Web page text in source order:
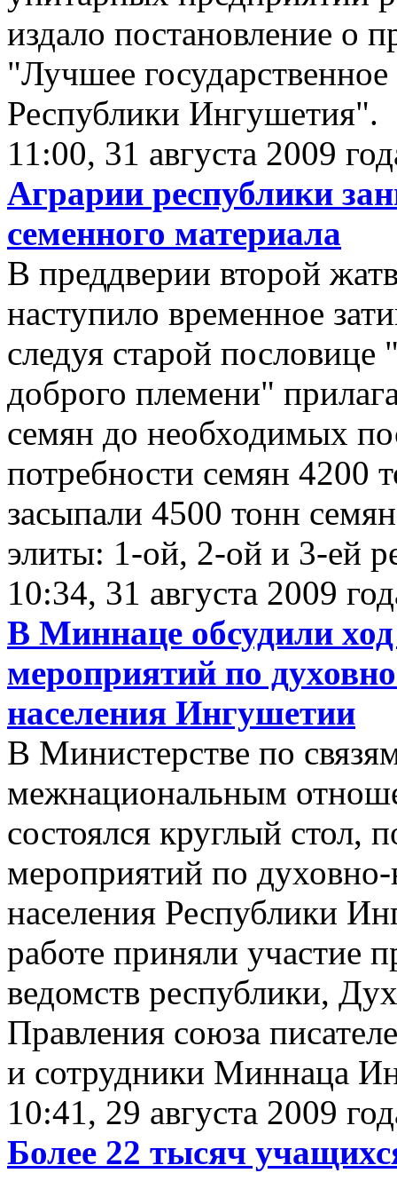
издало постановление о
"Лучшее
Республики Ингушетия".
11:00, 31 августа 2009
Аграрии республики
семенного материала
В преддверии второй
наступило временное
следуя старой
доброго племени"
семян до необходимых
потребности семян
засыпали 4500 тонн
элиты: 1-ой, 2-ой и 3-ей
10:34, 31 августа 2009
В Миннаце обсудили
мероприятий по
населения Ингушетии
В Министерстве по
межнациональным
состоялся круглый стол,
мероприятий по
населения Республики
работе приняли участие
ведомств республики,
Правления союза
и сотрудники Миннаца
10:41, 29 августа 2009
Более 22 тысяч